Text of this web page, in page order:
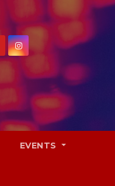
EVENTS